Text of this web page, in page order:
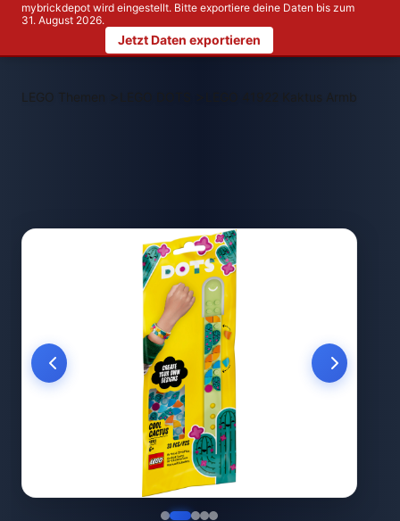
mybrickdepot wird eingestellt. Bitte exportiere deine Daten bis zum
31. August 2026.
Jetzt Daten exportieren
LEGO Themen > LEGO 41922 Kaktus Armband